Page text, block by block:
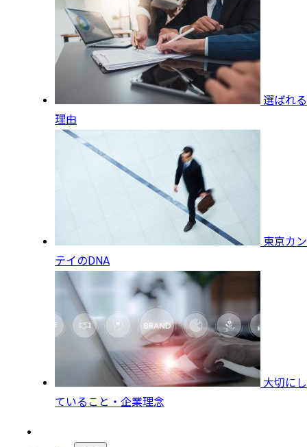
選ばれる
理由
東京カン
テイのDNA
大切にし
ていること・企業理念